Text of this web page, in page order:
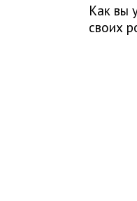
Как вы
своих